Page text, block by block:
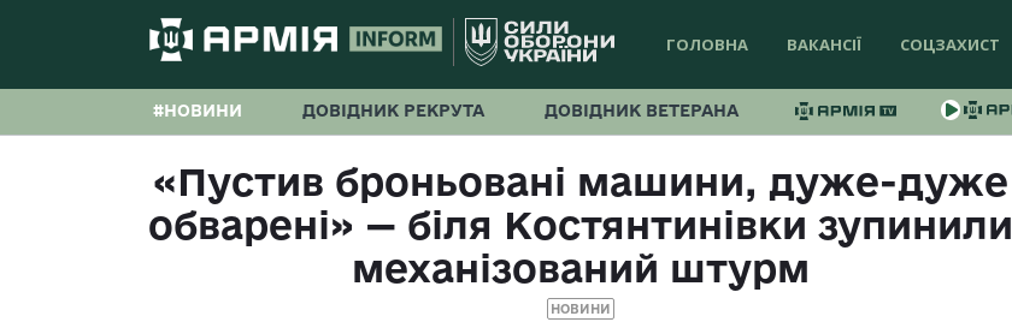
ГОЛОВНА ВАКАНСІЇ СОЦЗАХИСТ
#НОВИНИ ДОВІДНИК РЕКРУТА ДОВІДНИК ВЕТЕРАНА
«Пустив броньовані машини, дуже-дуже
обварені» — біля Костянтинівки зупинили
механізований штурм
НОВИНИ